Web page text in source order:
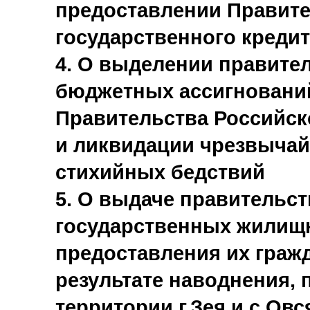
предоставлении
государственного
4. О выделении
бюджетных
Правительства
и ликвидации
стихийных бедствий
5. О выдаче
государственных
предоставления их
результате